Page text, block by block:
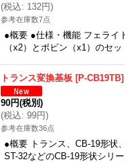
(税込: 132円)
参考在庫数7点
●概要 ●仕様・機能 フェライ
（x2）とボビン（x1）のセ
トランス変換基板 [P-CB19TB]
90円(税別)
(税込: 99円)
参考在庫数36点
●概要 トランス、CB-19形状
ST-32などのCB-19形状シリ